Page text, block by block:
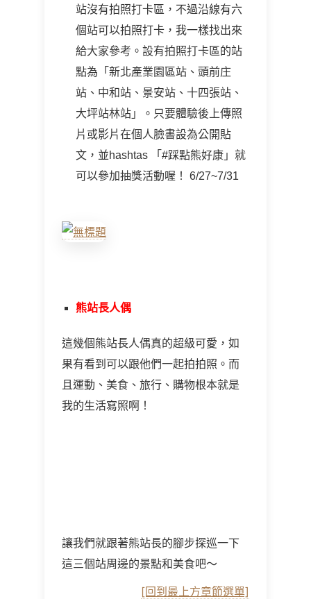
站沒有拍照打卡區，不過沿線有六
個站可以拍照打卡，我一樣找出來
給大家參考。設有拍照打卡區的站
點為「新北產業園區站、頭前庄
站、中和站、景安站、十四張站、
大坪站林站」。只要體驗後上傳照
片或影片在個人臉書設為公開貼
文，並hashtas 「#踩點熊好康」就
可以參加抽獎活動喔！ 6/27~7/31
熊站長人偶
這幾個熊站長人偶真的超級可愛，如
果有看到可以跟他們一起拍拍照。而
且運動、美食、旅行、購物根本就是
我的生活寫照啊！
讓我們就跟著熊站長的腳步探巡一下
這三個站周邊的景點和美食吧～
[回到最上方章節選單]